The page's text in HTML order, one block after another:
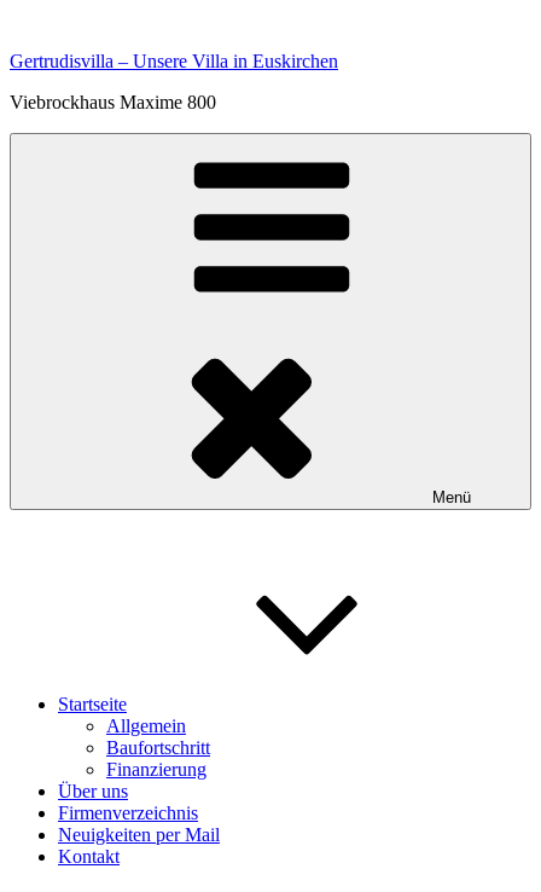
springen
Gertrudisvilla – Unsere Villa in Euskirchen
Viebrockhaus Maxime 800
Menü
Startseite
Allgemein
Baufortschritt
Finanzierung
Über uns
Firmenverzeichnis
Neuigkeiten per Mail
Kontakt